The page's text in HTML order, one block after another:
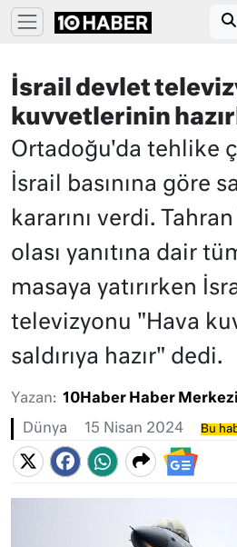
İsrail devlet
kuvvetlerinin
Ortadoğu'da tehlike
İsrail basınına göre
kararını verdi.
olası yanıtına dair
masaya yatırırken
televizyonu "Hava
saldırıya hazır" dedi.
Yazan: 10Haber Haber Merkezi
Dünya 15 Nisan 2024 Bu